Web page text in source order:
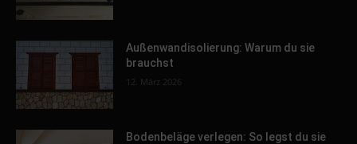
Außenwandisolierung: Warum du sie
brauchst
12. März 2026
Bodenbeläge verlegen: So legst du sie